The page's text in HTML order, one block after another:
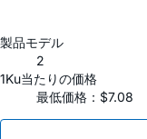
製品モデル
2
1Ku当たりの価格
最低価格：$7.08